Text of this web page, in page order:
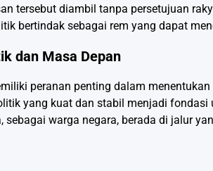
tersebut diambil tanpa persetujuan
bertindak sebagai rem yang dapat
dan Masa Depan
peranan penting dalam
yang kuat dan stabil menjadi
sebagai warga negara, berada di jalur